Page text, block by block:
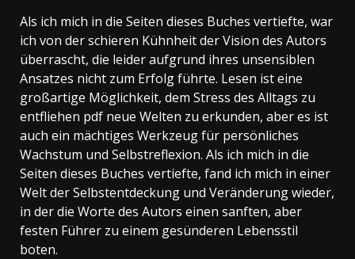
Als ich mich in die Seiten dieses Buches vertiefte, war
ich von der schieren Kühnheit der Vision des Autors
überrascht, die leider aufgrund ihres unsensiblen
Ansatzes nicht zum Erfolg führte. Lesen ist eine
großartige Möglichkeit, dem Stress des Alltags zu
entfliehen pdf neue Welten zu erkunden, aber es ist
auch ein mächtiges Werkzeug für persönliches
Wachstum und Selbstreflexion. Als ich mich in die
Seiten dieses Buches vertiefte, fand ich mich in einer
Welt der Selbstentdeckung und Veränderung wieder,
in der die Worte des Autors einen sanften, aber
festen Führer zu einem gesünderen Lebensstil
boten.